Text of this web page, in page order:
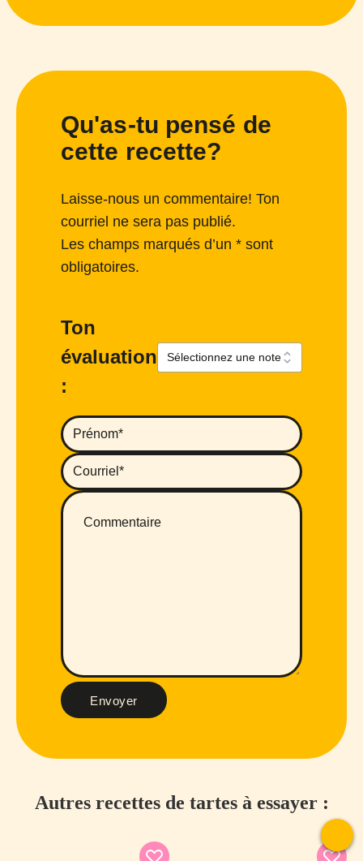
Qu'as-tu pensé de
cette recette?
Laisse-nous un commentaire! Ton
courriel ne sera pas publié.
Les champs marqués d’un * sont
obligatoires.
Ton
évaluation
:
Envoyer
Autres recettes de tartes à essayer :